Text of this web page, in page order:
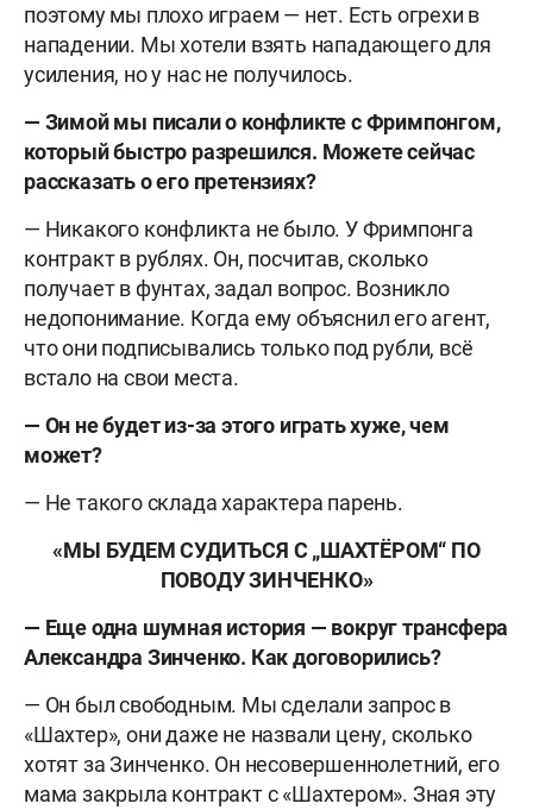
поэтому мы плохо играем — нет. Есть огрехи в
нападении. Мы хотели взять нападающего для
усиления, но у нас не получилось.
— Зимой мы писали о конфликте с Фримпонгом,
который быстро разрешился. Можете сейчас
рассказать о его претензиях?
— Никакого конфликта не было. У Фримпонга
контракт в рублях. Он, посчитав, сколько
получает в фунтах, задал вопрос. Возникло
недопонимание. Когда ему объяснил его агент,
что они подписывались только под рубли, всё
встало на свои места.
— Он не будет из-за этого играть хуже, чем
может?
— Не такого склада характера парень.
«МЫ БУДЕМ СУДИТЬСЯ С „ШАХТЁРОМ“ ПО
ПОВОДУ ЗИНЧЕНКО»
— Еще одна шумная история — вокруг трансфера
Александра Зинченко. Как договорились?
— Он был свободным. Мы сделали запрос в
«Шахтер», они даже не назвали цену, сколько
хотят за Зинченко. Он несовершеннолетний, его
мама закрыла контракт с «Шахтером». Зная эту